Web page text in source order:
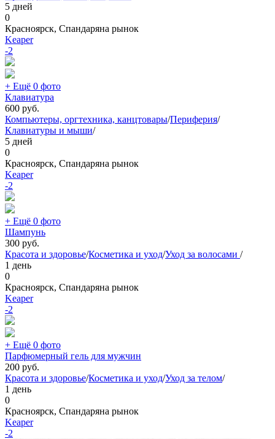
5 дней
0
Красноярск, Спандаряна рынок
Keaper
-2
+ Ещё 0 фото
Клавиатура
600 руб.
Компьютеры, оргтехника, канцтовары/Периферия/
Клавиатуры и мыши/
5 дней
0
Красноярск, Спандаряна рынок
Keaper
-2
+ Ещё 0 фото
Шампунь
300 руб.
Красота и здоровье/Косметика и уход/Уход за волосами /
1 день
0
Красноярск, Спандаряна рынок
Keaper
-2
+ Ещё 0 фото
Парфюмерный гель для мужчин
200 руб.
Красота и здоровье/Косметика и уход/Уход за телом/
1 день
0
Красноярск, Спандаряна рынок
Keaper
-2